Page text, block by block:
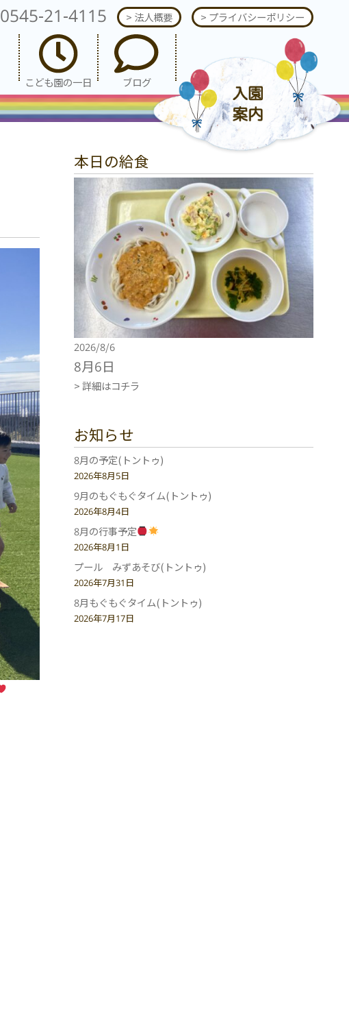
0545-21-4115 > 法人概要 > プライバシーポリシー
こども園の一日 ブログ
本日の給食
2026/8/6
8月6日
> 詳細はコチラ
お知らせ
8月の予定(トントゥ)
2026年8月5日
9月のもぐもぐタイム(トントゥ)
2026年8月4日
8月の行事予定
2026年8月1日
プール みずあそび(トントゥ)
2026年7月31日
8月もぐもぐタイム(トントゥ)
2026年7月17日